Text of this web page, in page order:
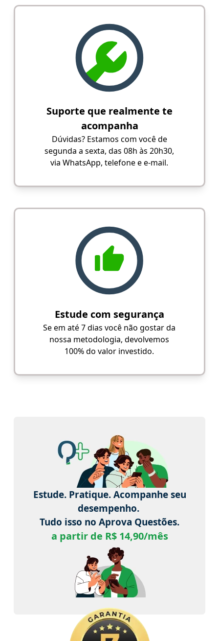
Suporte que realmente te
acompanha
Dúvidas? Estamos com você de
segunda a sexta, das 08h às 20h30,
via WhatsApp, telefone e e-mail.
Estude com segurança
Se em até 7 dias você não gostar da
nossa metodologia, devolvemos
100% do valor investido.
Estude. Pratique. Acompanhe seu
desempenho.
Tudo isso no Aprova Questões.
a partir de R$ 14,90/mês